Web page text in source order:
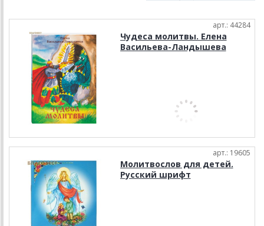
арт.: 44284
Чудеса молитвы. Елена
Васильева-Ландышева
арт.: 19605
Молитвослов для детей.
Русский шрифт